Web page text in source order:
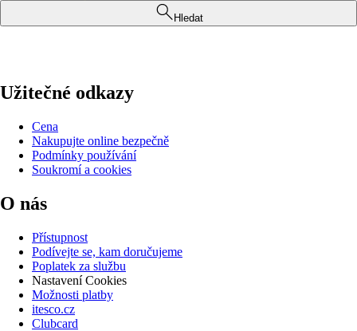
Hledat
Užitečné odkazy
Cena
Nakupujte online bezpečně
Podmínky používání
Soukromí a cookies
O nás
Přístupnost
Podívejte se, kam doručujeme
Poplatek za službu
Nastavení Cookies
Možnosti platby
itesco.cz
Clubcard